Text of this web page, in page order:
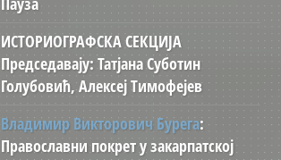
ИСТОРИОГРАФСКА СЕКЦИЈА
Председавају: Татјана Суботин
Голубовић, Алексеј Тимофејев
Владимир Викторович Бурега:
Православни покрет у закарпатској